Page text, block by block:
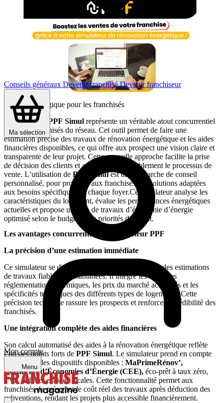
Conseils généraux Devenir franchiséDevenir franchiseur
Ma sélection
Mon compte
Menu
Un outil stratégique pour les franchisés
Le simulateur
PPF Simul représente un véritable atout concurrentiel
pour les franchisés du réseau. Cet outil permet de faire une
estimation précise des travaux de rénovation énergétique et les aides
financières disponibles, ce qui offre aux prospect une vision claire et
transparente de leur projet. Cette nouvelle approche facilite la prise
de décision des clients et accélère considérablement le processus de
vente. L’utilisation de PPF Simulest une démarche de conseil
personnalisé, pour proposer aux franchisés des solutions adaptées
aux besoins spécifiques de chaque foyer.Ce simulateur analyse les
caractéristiques du logement, évalue les performances énergétiques
actuelles et propose un plan de travaux d’économie d’énergie
optimisé selon le budget et les priorités du client.
Les avantages concurrentiels du simulateur PPF
La précision d’une estimation immédiate
Ce simulateur se distingue par sa capacité à fournir des estimations
de travaux fiables et instantanées. Il intègre les dernières
réglementations thermiques, les prix du marché actualisés et les
spécificités techniques des différents types de logements. Cette
précision technique rassure les prospects et renforce la crédibilité des
franchisés.
Une intégration complète des aides financières
Son calcul automatisé des aides à la rénovation énergétique reflète
l’un des points forts de PPF Simul. Le simulateur prend en compte
l’ensemble des dispositifs disponibles : MaPrimeRénov’,
Certificats d’Économies d’Énergie (CEE), éco-prêt à taux zéro,
TVA réduite, et aides locales. Cette fonctionnalité permet aux
franchisés de présenter le coût réel des travaux après déduction des
subventions, rendant les projets plus accessible financièrement.